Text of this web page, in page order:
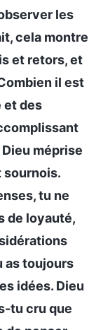
les
cela montre
et retors, et
il est
et des
Dieu méprise
sournois.
tu ne
de loyauté,
as toujours
idées. Dieu
tu cru que